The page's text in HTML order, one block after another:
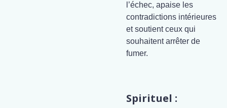
l’échec, apaise les
contradictions intérieures
et soutient ceux qui
souhaitent arrêter de
fumer.
Spirituel :